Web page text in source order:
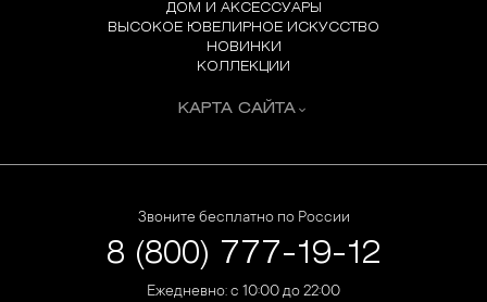
ДОМ И АКСЕССУАРЫ
ВЫСОКОЕ ЮВЕЛИРНОЕ ИСКУССТВО
НОВИНКИ
КОЛЛЕКЦИИ
КАРТА САЙТА
Звоните бесплатно по России
8 (800) 777-19-12
Ежедневно: с 10:00 до 22:00